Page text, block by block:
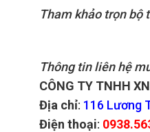
Tham khảo trọn bộ
Thông tin liên hệ
CÔNG TY TNHH
Địa chỉ: 116 Lương
Điện thoại: